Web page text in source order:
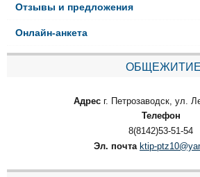
Отзывы и предложения
Онлайн-анкета
ОБЩЕЖИТИЕ
Адрес г. Петрозаводск, ул.
Телефон
8(8142)53-51-54
Эл. почта ktip-